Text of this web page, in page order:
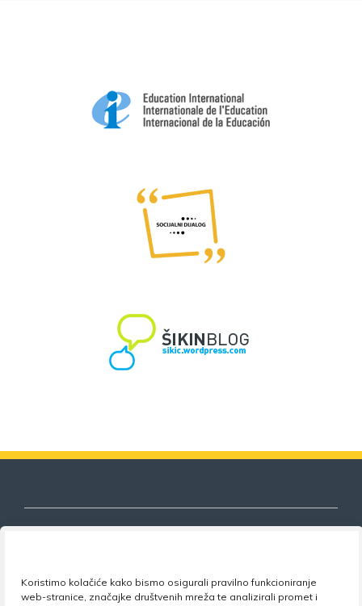
Koristimo kolačiće kako bismo osigurali pravilno funkcioniranje
web-stranice, značajke društvenih mreža te analizirali promet i
Nezavisni sindikat znanosti i visokog
obrazovanja